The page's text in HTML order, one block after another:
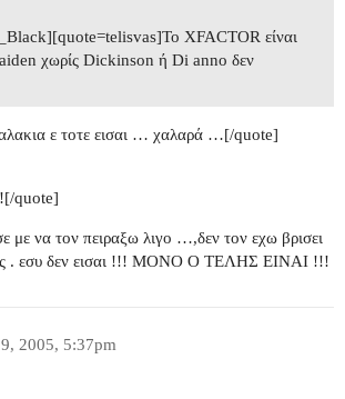
ΧFACTOR είναι
χωρίς Dickinson ή Di anno δεν
ε τοτε εισαι … χαλαρά …[/quote]
quote]
με να τον πειραξω λιγο …,δεν τον εχω βρισει
. εσυ δεν εισαι !!! ΜΟΝΟ Ο ΤΕΛΗΣ ΕΙΝΑΙ !!!
2005, 5:37pm